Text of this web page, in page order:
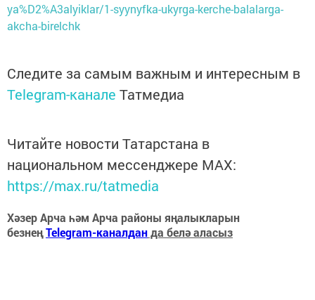
ya%D2%A3alyiklar/1-syynyfka-ukyrga-kerche-balalarga-
akcha-birelchk
Следите за самым важным и интересным в
Telegram-канале Татмедиа
Читайте новости Татарстана в
национальном мессенджере MАХ:
https://max.ru/tatmedia
Хәзер Арча һәм Арча районы яңалыкларын
безнеңTelegram-каналданда белә аласыз